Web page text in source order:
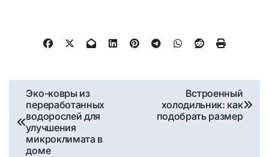
Навигация
записям
Эко-ковры из
переработанных
водорослей для
улучшения
микроклимата в
доме
Встроенный
холодильник: как
подобрать размер